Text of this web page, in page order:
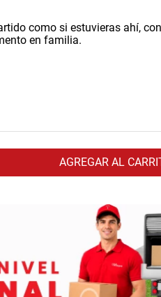
como si estuvieras ahí,
en familia.
AGREGAR AL